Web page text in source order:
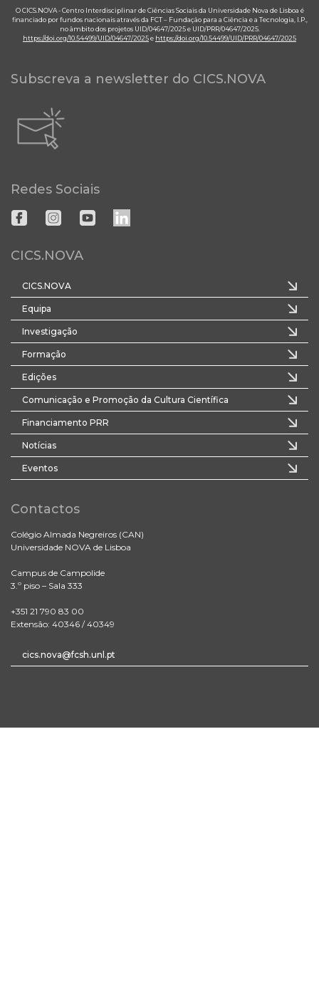
O CICS.NOVA - Centro Interdisciplinar de Ciências Sociais da Universidade Nova de Lisboa é
financiado por fundos nacionais através da FCT – Fundação para a Ciência e a Tecnologia, I.P.,
no âmbito dos projetos UID/04647/2025 e UID/PRR/04647/2025.
https://doi.org/10.54499/UID/04647/2025e https://doi.org/10.54499/UID/PRR/04647/2025
Subscreva a newsletter do CICS.NOVA
Redes Sociais
CICS.NOVA
CICS.NOVA
Equipa
Investigação
Formação
Edições
Comunicação e Promoção da Cultura Científica
Financiamento PRR
Notícias
Eventos
Contactos
Colégio Almada Negreiros (CAN)
Universidade NOVA de Lisboa
Campus de Campolide
3.º piso – Sala 333
+351 21 790 83 00
Extensão: 40346 / 40349
cics.nova@fcsh.unl.pt